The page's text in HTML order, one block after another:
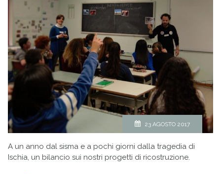
23 AGOSTO 2017
A un anno dal sisma e a pochi giorni dalla tragedia di
Ischia, un bilancio sui nostri progetti di ricostruzione.